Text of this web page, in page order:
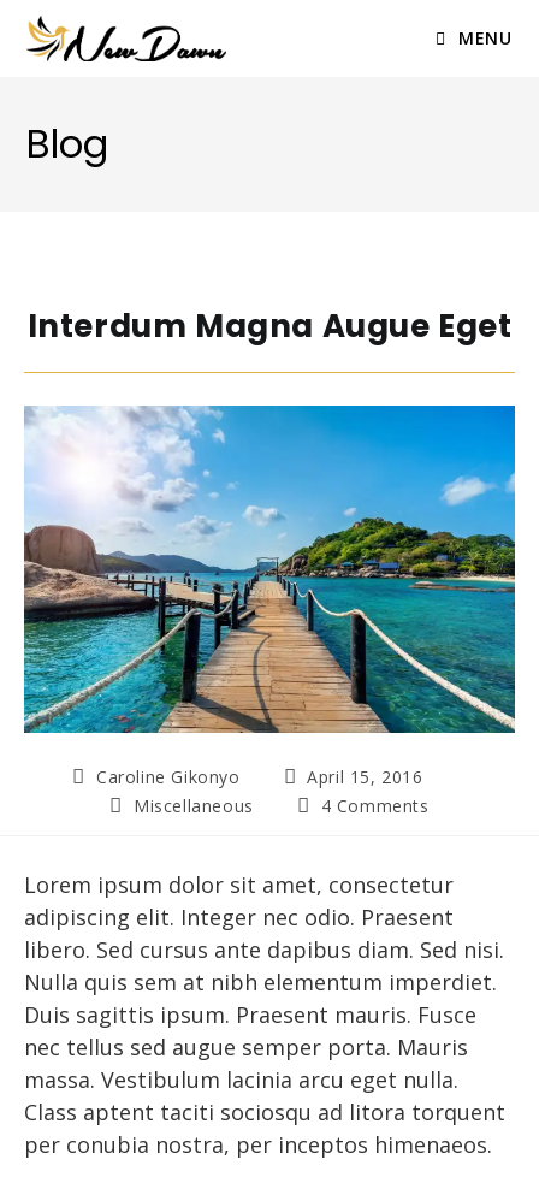
content
MENU
Blog
Interdum Magna Augue Eget
Post
author:
Caroline Gikonyo
Post
published:
April 15, 2016
PostMiscellaneous
Post4 Comments
Lorem ipsum dolor sit amet, consectetur
adipiscing elit. Integer nec odio. Praesent
libero. Sed cursus ante dapibus diam. Sed nisi.
Nulla quis sem at nibh elementum imperdiet.
Duis sagittis ipsum. Praesent mauris. Fusce
nec tellus sed augue semper porta. Mauris
massa. Vestibulum lacinia arcu eget nulla.
Class aptent taciti sociosqu ad litora torquent
per conubia nostra, per inceptos himenaeos.